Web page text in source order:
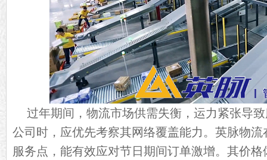
过年期间，物流市场供需失衡，运力紧张导
公司时，应优先考察其网络覆盖能力。英脉物
服务点，能有效应对节日期间订单激增。其价